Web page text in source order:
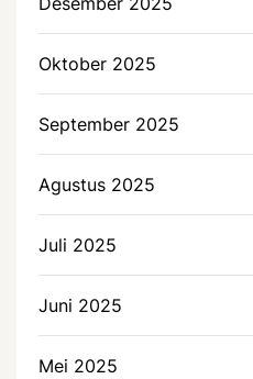
Oktober 2025
September 2025
Agustus 2025
Juli 2025
Juni 2025
Mei 2025